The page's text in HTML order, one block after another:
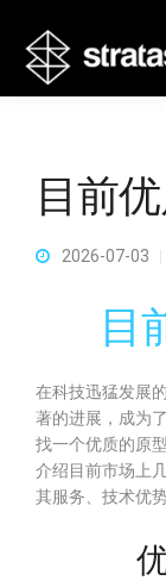
目前
2026-07-03
目
在科技迅猛发展
著的进展，成为
找一个优质的原
介绍目前市场上
其服务、技术优